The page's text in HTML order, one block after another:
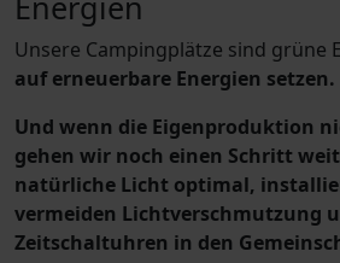
Unsere Campingplätze sind grüne
auf erneuerbare Energien setzen.
Und wenn die Eigenproduktion
gehen wir noch einen Schritt
natürliche Licht optimal,
vermeiden Lichtverschmutzung
Zeitschaltuhren in den